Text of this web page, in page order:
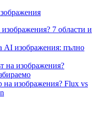
7 области и
AI изображения: пълно
на изображения?
на изображения? Flux vs